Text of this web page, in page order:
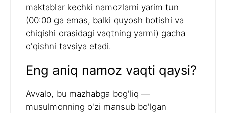
maktablar kechki namozlarni yarim tun
(00:00 ga emas, balki quyosh botishi va
chiqishi orasidagi vaqtning yarmi) gacha
o'qishni tavsiya etadi.
Eng aniq namoz vaqti qaysi?
Avvalo, bu mazhabga bog'liq —
musulmonning o'zi mansub bo'lgan